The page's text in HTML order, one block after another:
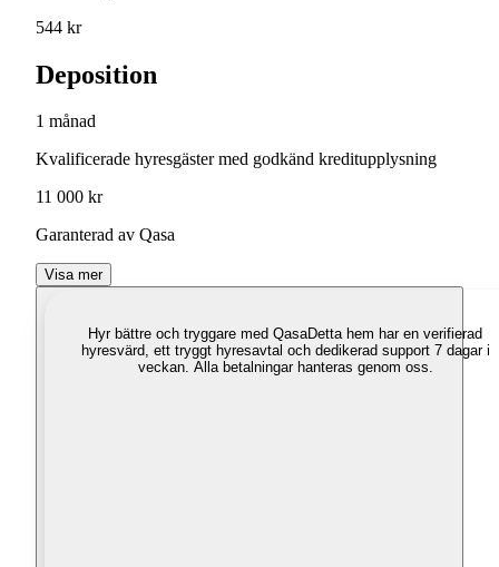
544 kr
Deposition
1 månad
Kvalificerade hyresgäster med godkänd kreditupplysning
11 000 kr
Garanterad av Qasa
Visa mer
Hyr bättre och tryggare med QasaDetta hem har en verifierad
hyresvärd, ett tryggt hyresavtal och dedikerad support 7 dagar i
veckan. Alla betalningar hanteras genom oss.